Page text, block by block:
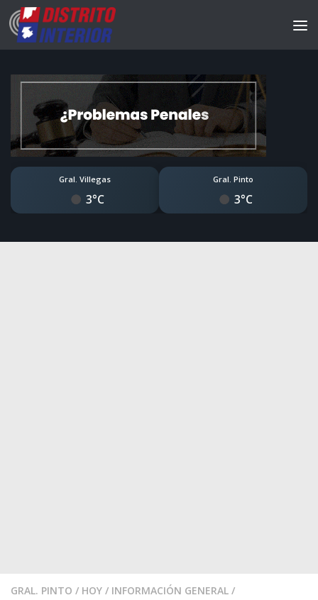
Gral. Villegas
3°C
Gral. Pinto
3°C
GRAL. PINTO / HOY / INFORMACIÓN GENERAL /